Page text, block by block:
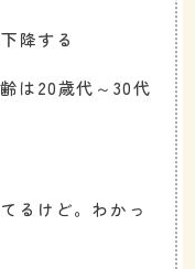
降する
は20歳代～30代
るけど。わかっ